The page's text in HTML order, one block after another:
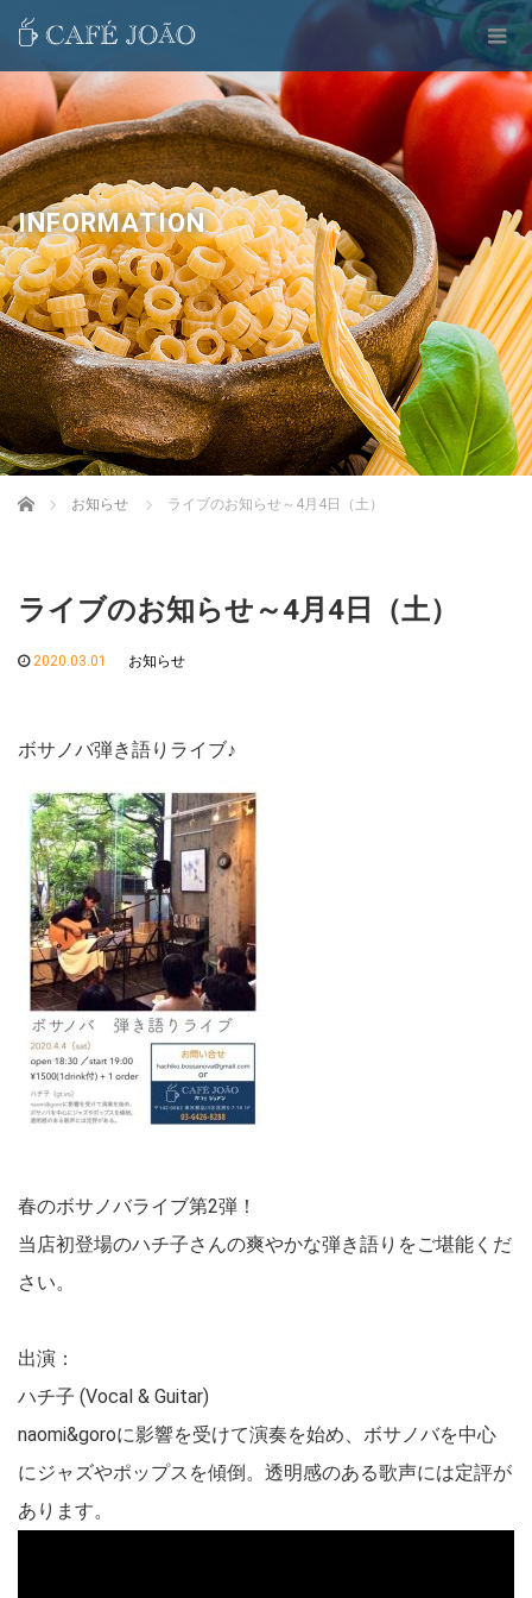
INFORMATION
Home お知らせ ライブのお知らせ～4月4日（土）
ライブのお知らせ～4月4日（土）
2020.03.01 お知らせ
ボサノバ弾き語りライブ♪
春のボサノバライブ第2弾！
当店初登場のハチ子さんの爽やかな弾き語りをご堪能くだ
さい。
出演：
ハチ子 (Vocal & Guitar)
naomi&goroに影響を受けて演奏を始め、ボサノバを中心
にジャズやポップスを傾倒。透明感のある歌声には定評が
あります。